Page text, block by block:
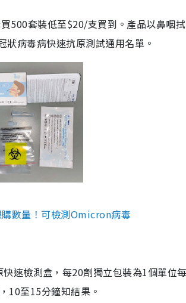
500套裝低至$20/支買到。產品以鼻咽
病毒病快速抗原測試通用名單。
數量！可檢測Omicron病毒
速檢測盒，每20劑獨立包裝為1個單位
10至15分鐘知結果。